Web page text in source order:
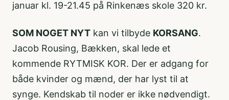
januar kl. 19-21.45 på Rinkenæs skole 320 kr.
SOM NOGET NYT kan vi tilbyde KORSANG.
Jacob Rousing, Bækken, skal lede et
kommende RYTMISK KOR. Der er adgang for
både kvinder og mænd, der har lyst til at
synge. Kendskab til noder er ikke nødvendigt.